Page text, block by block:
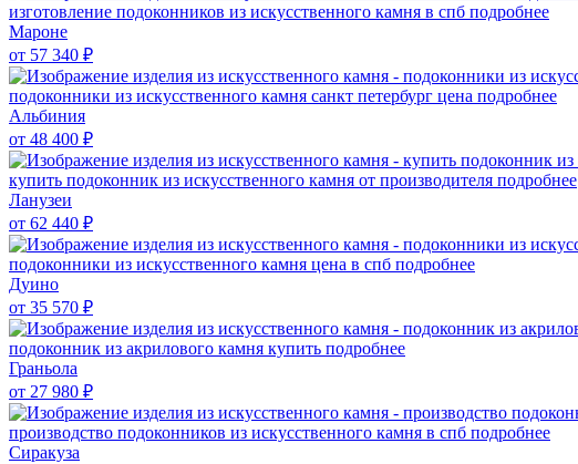
изготовление подоконников из искусственного камня в спб подробнее
Мароне
от 57 340 ₽
подоконники из искусственного камня санкт петербург цена подробнее
Альбиния
от 48 400 ₽
купить подоконник из искусственного камня от производителя подробнее
Ланузеи
от 62 440 ₽
подоконники из искусственного камня цена в спб подробнее
Дуино
от 35 570 ₽
подоконник из акрилового камня купить подробнее
Граньола
от 27 980 ₽
производство подоконников из искусственного камня в спб подробнее
Сиракуза